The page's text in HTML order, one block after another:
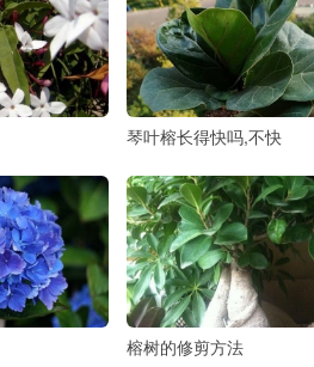
琴叶榕长得快吗,不快
榕树的修剪方法